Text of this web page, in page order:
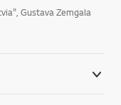
Gustava Zemgala